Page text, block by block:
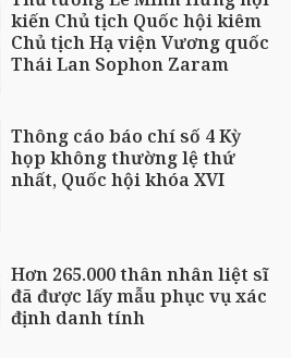
kiến Chủ tịch Quốc hội kiêm
Chủ tịch Hạ viện Vương quốc
Thái Lan Sophon Zaram
Thông cáo báo chí số 4 Kỳ
họp không thường lệ thứ
nhất, Quốc hội khóa XVI
Hơn 265.000 thân nhân liệt sĩ
đã được lấy mẫu phục vụ xác
định danh tính